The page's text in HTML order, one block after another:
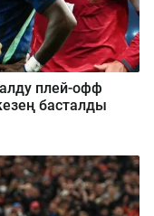
плей-офф
шешуші кезең басталды